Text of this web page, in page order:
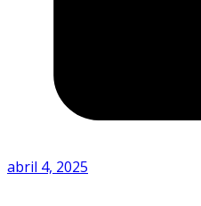
abril 4, 2025